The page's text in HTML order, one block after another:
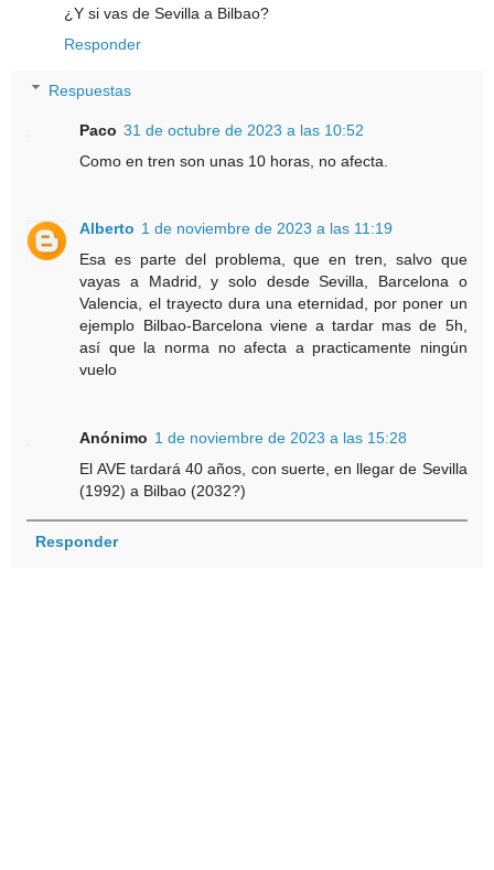
¿Y si vas de Sevilla a Bilbao?
Responder
Respuestas
Paco 31 de octubre de 2023 a las 10:52
Como en tren son unas 10 horas, no afecta.
Alberto 1 de noviembre de 2023 a las 11:19
Esa es parte del problema, que en tren, salvo que
vayas a Madrid, y solo desde Sevilla, Barcelona o
Valencia, el trayecto dura una eternidad, por poner un
ejemplo Bilbao-Barcelona viene a tardar mas de 5h,
así que la norma no afecta a practicamente ningún
vuelo
Anónimo 1 de noviembre de 2023 a las 15:28
El AVE tardará 40 años, con suerte, en llegar de Sevilla
(1992) a Bilbao (2032?)
Responder